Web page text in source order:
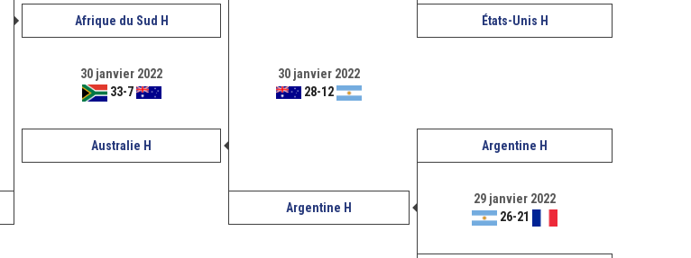
30 janvier 2022
28-12
Afrique du Sud H États-Unis H
30 janvier 2022
33-7
Australie H Argentine H
29 janvier 2022
26-21
Argentine H